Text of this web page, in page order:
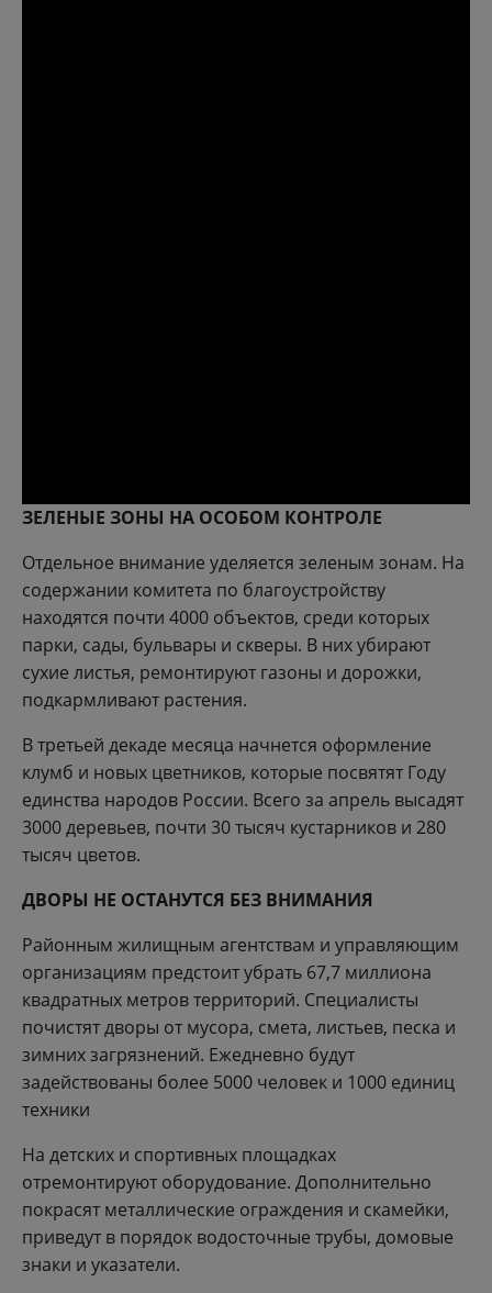
ЗЕЛЕНЫЕ ЗОНЫ НА ОСОБОМ КОНТРОЛЕ
Отдельное внимание уделяется зеленым зонам. На
содержании комитета по благоустройству
находятся почти 4000 объектов, среди которых
парки, сады, бульвары и скверы. В них убирают
сухие листья, ремонтируют газоны и дорожки,
подкармливают растения.
В третьей декаде месяца начнется оформление
клумб и новых цветников, которые посвятят Году
единства народов России. Всего за апрель высадят
3000 деревьев, почти 30 тысяч кустарников и 280
тысяч цветов.
ДВОРЫ НЕ ОСТАНУТСЯ БЕЗ ВНИМАНИЯ
Районным жилищным агентствам и управляющим
организациям предстоит убрать 67,7 миллиона
квадратных метров территорий. Специалисты
почистят дворы от мусора, смета, листьев, песка и
зимних загрязнений. Ежедневно будут
задействованы более 5000 человек и 1000 единиц
техники
На детских и спортивных площадках
отремонтируют оборудование. Дополнительно
покрасят металлические ограждения и скамейки,
приведут в порядок водосточные трубы, домовые
знаки и указатели.